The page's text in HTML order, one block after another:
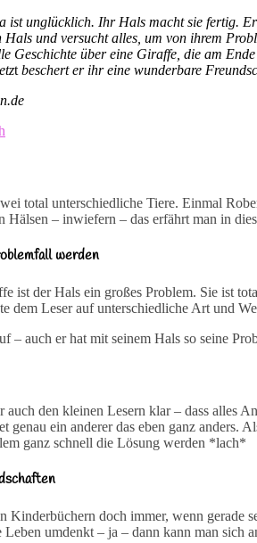
ist unglücklich. Ihr Hals macht sie fertig.
Hals und versucht alles, um von ihrem
Geschichte über eine Giraffe, die am
t beschert er ihr eine wunderbare
total unterschiedliche Tiere. Einmal
Hälsen – inwiefern – das erfährt man in
werden
ist der Hals ein großes Problem. Sie ist
dem Leser auf unterschiedliche Art und
– auch er hat mit seinem Hals so seine
auch den kleinen Lesern klar – dass alles
genau ein anderer das eben ganz anders.
ganz schnell die Lösung werden *lach*
Kinderbüchern doch immer, wenn gerade
Leben umdenkt – ja – dann kann man sich